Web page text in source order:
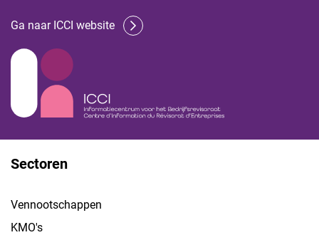
Ga naar ICCI website
Sectoren
Vennootschappen
KMO's